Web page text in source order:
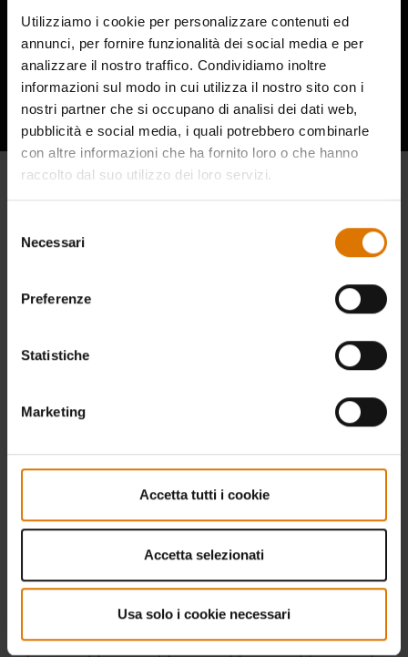
Utilizziamo i cookie per personalizzare contenuti ed
annunci, per fornire funzionalità dei social media e per
analizzare il nostro traffico. Condividiamo inoltre
informazioni sul modo in cui utilizza il nostro sito con i
nostri partner che si occupano di analisi dei dati web,
pubblicità e social media, i quali potrebbero combinarle
con altre informazioni che ha fornito loro o che hanno
raccolto dal suo utilizzo dei loro servizi.
delNecessari
Preferenze
Statistiche
Marketing
Accetta tutti i cookie
Accetta selezionati
Usa solo i cookie necessari
Ascolta cosa hanno da dire gli altri
appassionati di barbecue